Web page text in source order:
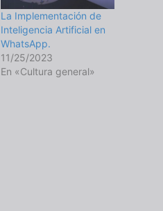
La Implementación de
Inteligencia Artificial en
WhatsApp.
11/25/2023
En «Cultura general»